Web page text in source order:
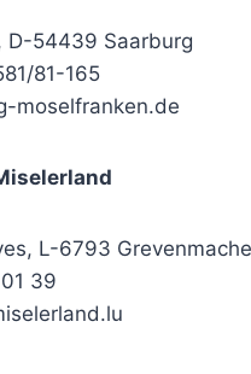
D-54439 Saarburg
81-165
moselfranken.de
L-6793
39